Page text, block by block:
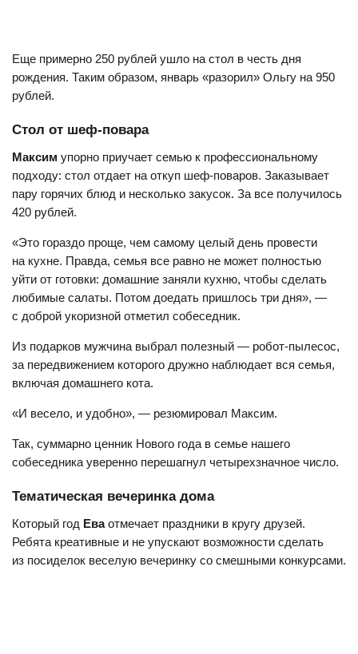
Еще примерно 250 рублей ушло на стол в честь дня
рождения. Таким образом, январь «разорил» Ольгу на 950
рублей.
Стол от шеф-повара
Максим упорно приучает семью к профессиональному
подходу: стол отдает на откуп шеф-поваров. Заказывает
пару горячих блюд и несколько закусок. За все получилось
420 рублей.
«Это гораздо проще, чем самому целый день провести
на кухне. Правда, семья все равно не может полностью
уйти от готовки: домашние заняли кухню, чтобы сделать
любимые салаты. Потом доедать пришлось три дня», —
с доброй укоризной отметил собеседник.
Из подарков мужчина выбрал полезный — робот-пылесос,
за передвижением которого дружно наблюдает вся семья,
включая домашнего кота.
«И весело, и удобно», — резюмировал Максим.
Так, суммарно ценник Нового года в семье нашего
собеседника уверенно перешагнул четырехзначное число.
Тематическая вечеринка дома
Который год Еваотмечает праздники в кругу друзей.
Ребята креативные и не упускают возможности сделать
из посиделок веселую вечеринку со смешными конкурсами.